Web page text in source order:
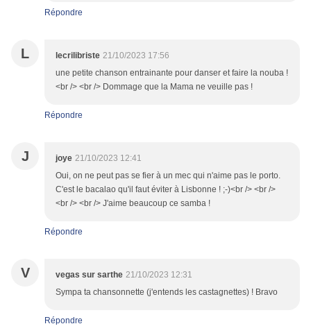
Répondre
L lecrilibriste 21/10/2023 17:56
une petite chanson entrainante pour danser et faire la nouba !
<br /> <br /> Dommage que la Mama ne veuille pas !
Répondre
J joye 21/10/2023 12:41
Oui, on ne peut pas se fier à un mec qui n'aime pas le porto.
C'est le bacalao qu'il faut éviter à Lisbonne ! ;-)<br /> <br />
<br /> <br /> J'aime beaucoup ce samba !
Répondre
V vegas sur sarthe 21/10/2023 12:31
Sympa ta chansonnette (j'entends les castagnettes) ! Bravo
Répondre